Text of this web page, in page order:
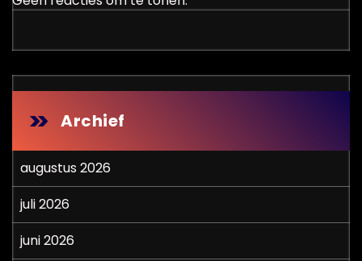
Archief
augustus 2026
juli 2026
juni 2026